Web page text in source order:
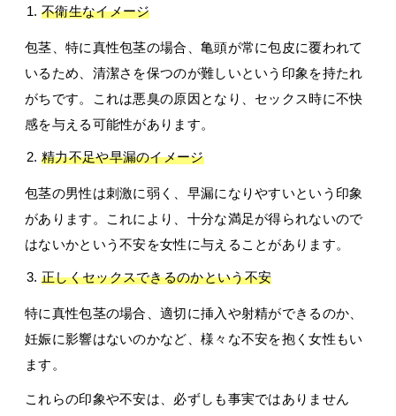
不衛生なイメージ
包茎、特に真性包茎の場合、亀頭が常に包皮に覆われて
いるため、清潔さを保つのが難しいという印象を持たれ
がちです。これは悪臭の原因となり、セックス時に不快
感を与える可能性があります。
精力不足や早漏のイメージ
包茎の男性は刺激に弱く、早漏になりやすいという印象
があります。これにより、十分な満足が得られないので
はないかという不安を女性に与えることがあります。
正しくセックスできるのかという不安
特に真性包茎の場合、適切に挿入や射精ができるのか、
妊娠に影響はないのかなど、様々な不安を抱く女性もい
ます。
これらの印象や不安は、必ずしも事実ではありません